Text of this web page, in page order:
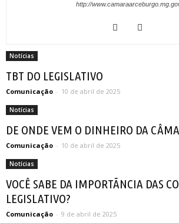
http://
Notícias
TBT DO LEGISLATIVO
Comunicação - 10 de abril de 2025
Notícias
DE ONDE VEM O DINHEIRO DA
Comunicação - 10 de abril de 2025
Notícias
VOCÊ SABE DA IMPORTÃNCIA DAS
LEGISLATIVO?
Comunicação - 9 de abril de 2025